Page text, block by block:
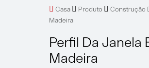
 Casa  Produto  Construção
Madeira
Perfil Da Janela
Madeira